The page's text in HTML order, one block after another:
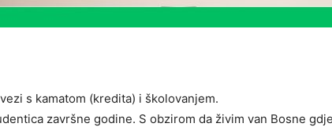
s kamatom (kredita) i školovanjem.
završne godine. S obzirom da živim van Bosne